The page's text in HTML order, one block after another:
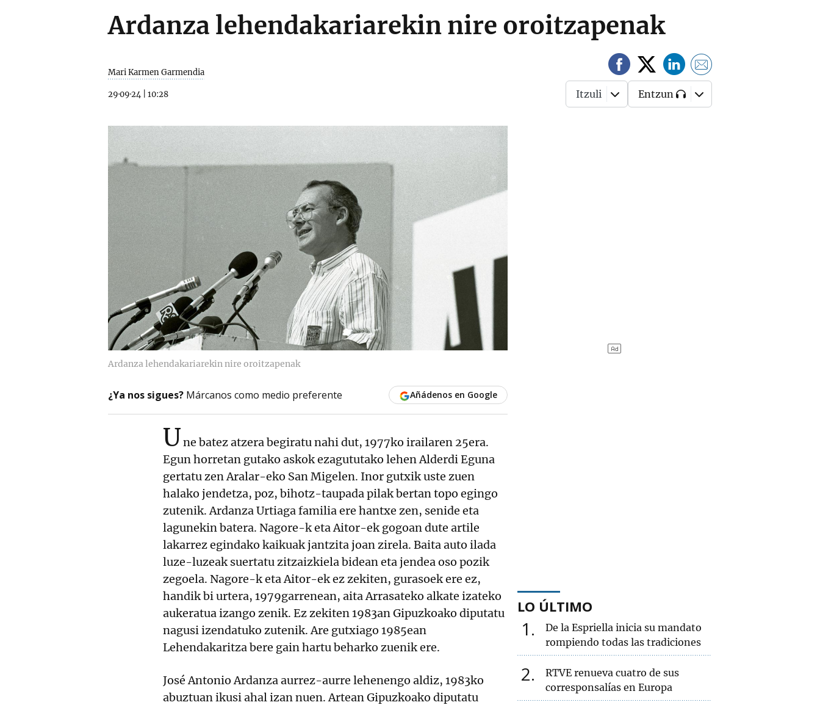
Ardanza lehendakariarekin nire oroitzapenak
Mari Karmen Garmendia
29·09·24 10:28 Itzuli Entzun
Ardanza lehendakariarekin nire oroitzapenak
¿Ya nos sigues? Márcanos como medio preferente Añádenos en Google
Une batez atzera begiratu nahi dut, 1977ko irailaren 25era.
Egun horretan gutako askok ezagututako lehen Alderdi Eguna
gertatu zen Aralar-eko San Migelen. Inor gutxik uste zuen
halako jendetza, poz, bihotz-taupada pilak bertan topo egingo
zutenik. Ardanza Urtiaga familia ere hantxe zen, senide eta
lagunekin batera. Nagore-k eta Aitor-ek gogoan dute artile
lakarrez egindako kaikuak jantzita joan zirela. Baita auto ilada
luze-luzeak suertatu zitzaizkiela bidean eta jendea oso pozik
zegoela. Nagore-k eta Aitor-ek ez zekiten, gurasoek ere ez,
handik bi urtera, 1979garrenean, aita Arrasateko alkate izateko
aukeratua izango zenik. Ez zekiten 1983an Gipuzkoako diputatu
nagusi izendatuko zutenik. Are gutxiago 1985ean
Lehendakaritza bere gain hartu beharko zuenik ere.
José Antonio Ardanza aurrez-aurre lehenengo aldiz, 1983ko
abuztuan ikusi ahal izan nuen. Artean Gipuzkoako diputatu
LO ÚLTIMO
1
De la Espriella inicia su mandato
rompiendo todas las tradiciones
2
RTVE renueva cuatro de sus
corresponsalías en Europa